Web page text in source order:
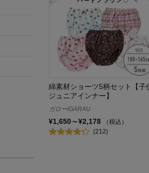
綿素材ショーツ5柄セット【子
ジュニアインナー】
ガロー/GARAU
¥1,650～¥2,178
（税込）
(212)